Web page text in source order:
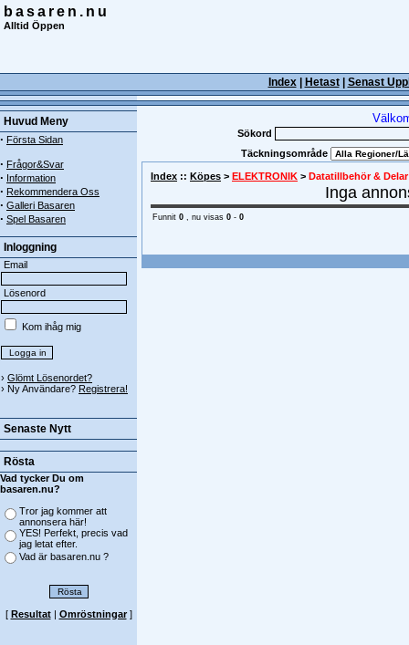
basaren.nu
Alltid Öppen
Index| Hetast| Senast
Huvud Meny
· Första Sidan
· Frågor&Svar
· Information
· Rekommendera Oss
· Galleri Basaren
· Spel Basaren
Inloggning
Email
Lösenord
Kom ihåg mig
› Glömt Lösenordet?
› Ny Användare? Registrera!
Senaste Nytt
Rösta
Vad tycker Du om
basaren.nu?
Tror jag kommer att
annonsera här!
YES! Perfekt, precis vad
jag letat efter.
Vad är basaren.nu ?
[ Resultat| Omröstningar]
Sökord
Täckningsområde
Index :: Köpes > ELEKTRONIK > Datatillbehör & Delar
Inga
Funnit 0 , nu visas 0 - 0